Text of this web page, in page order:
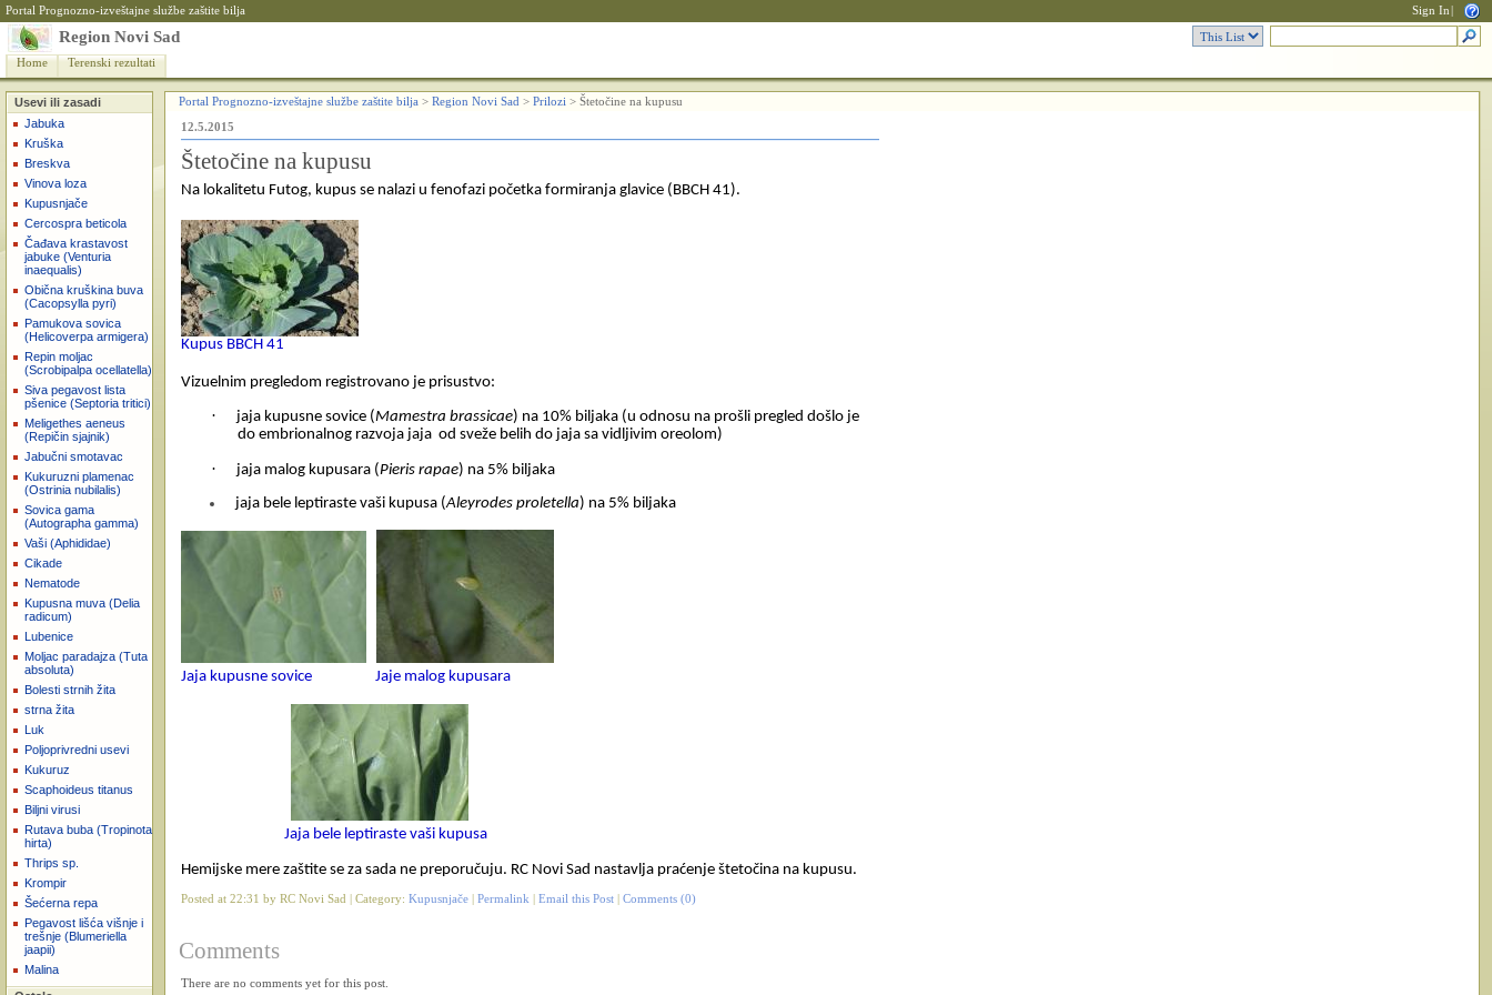
Portal Prognozno-izveštajne službe zaštite bilja Sign In
Region Novi Sad
Home Terenski rezultati
Usevi ili zasadi
Jabuka
Kruška
Breskva
Vinova loza
Kupusnjače
Cercospra beticola
Čađava krastavost
jabuke (Venturia
inaequalis)
Obična kruškina buva
(Cacopsylla pyri)
Pamukova sovica
(Helicoverpa armigera)
Repin moljac
(Scrobipalpa ocellatella)
Siva pegavost lista
pšenice (Septoria tritici)
Meligethes aeneus
(Repičin sjajnik)
Jabučni smotavac
Kukuruzni plamenac
(Ostrinia nubilalis)
Sovica gama
(Autographa gamma)
Vaši (Aphididae)
Cikade
Nematode
Kupusna muva (Delia
radicum)
Lubenice
Moljac paradajza (Tuta
absoluta)
Bolesti strnih žita
strna žita
Luk
Poljoprivredni usevi
Kukuruz
Scaphoideus titanus
Biljni virusi
Rutava buba (Tropinota
hirta)
Thrips sp.
Krompir
Šećerna repa
Pegavost lišća višnje i
trešnje (Blumeriella
jaapii)
Malina
Portal Prognozno-izveštajne službe zaštite bilja > Region Novi Sad > Prilozi > Štetočine na kupusu
12.5.2015
Štetočine na kupusu
Na lokalitetu Futog, kupus se nalazi u fenofazi početka formiranja glavice (BBCH 41).
Kupus BBCH 41
Vizuelnim pregledom registrovano je prisustvo:
· jaja kupusne sovice (Mamestra brassicae) na 10% biljaka (u odnosu na prošli pregled došlo je
do embrionalnog razvoja jaja od sveže belih do jaja sa vidljivim oreolom)
· jaja malog kupusara (Pieris rapae) na 5% biljaka
jaja bele leptiraste vaši kupusa (Aleyrodes proletella) na 5% biljaka
Jaja kupusne sovice Jaje malog kupusara
Jaja bele leptiraste vaši kupusa
Hemijske mere zaštite se za sada ne preporučuju. RC Novi Sad nastavlja praćenje štetočina na kupusu.
Posted at 22:31 by RC Novi Sad | Category: Kupusnjače Permalink Email this Post Comments (0)
Comments
There are no comments yet for this post.